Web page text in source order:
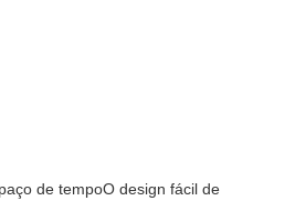
de tempoO design fácil de